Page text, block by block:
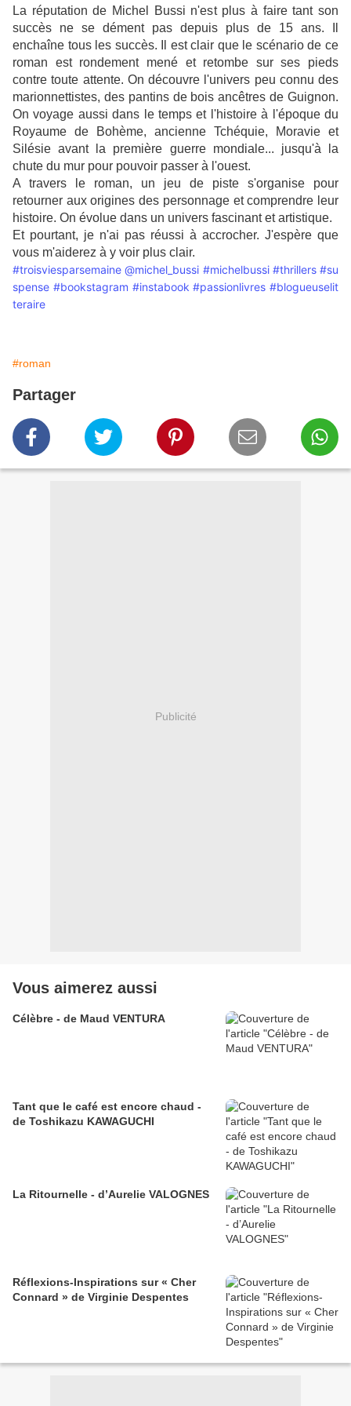
La réputation de Michel Bussi n'est plus à faire tant son
succès ne se dément pas depuis plus de 15 ans. Il
enchaîne tous les succès. Il est clair que le scénario de ce
roman est rondement mené et retombe sur ses pieds
contre toute attente. On découvre l'univers peu connu des
marionnettistes, des pantins de bois ancêtres de Guignon.
On voyage aussi dans le temps et l'histoire à l'époque du
Royaume de Bohème, ancienne Tchéquie, Moravie et
Silésie avant la première guerre mondiale... jusqu'à la
chute du mur pour pouvoir passer à l'ouest.
A travers le roman, un jeu de piste s'organise pour
retourner aux origines des personnage et comprendre leur
histoire. On évolue dans un univers fascinant et artistique.
Et pourtant, je n'ai pas réussi à accrocher. J'espère que
vous m'aiderez à y voir plus clair.
#troisviesparsemaine @michel_bussi #michelbussi #thrillers #su
spense #bookstagram #instabook #passionlivres #blogueuselit
teraire
#roman
Partager
Publicité
Vous aimerez aussi
Célèbre - de Maud VENTURA
Tant que le café est encore chaud -
de Toshikazu KAWAGUCHI
La Ritournelle - d’Aurelie VALOGNES
Réflexions-Inspirations sur « Cher
Connard » de Virginie Despentes